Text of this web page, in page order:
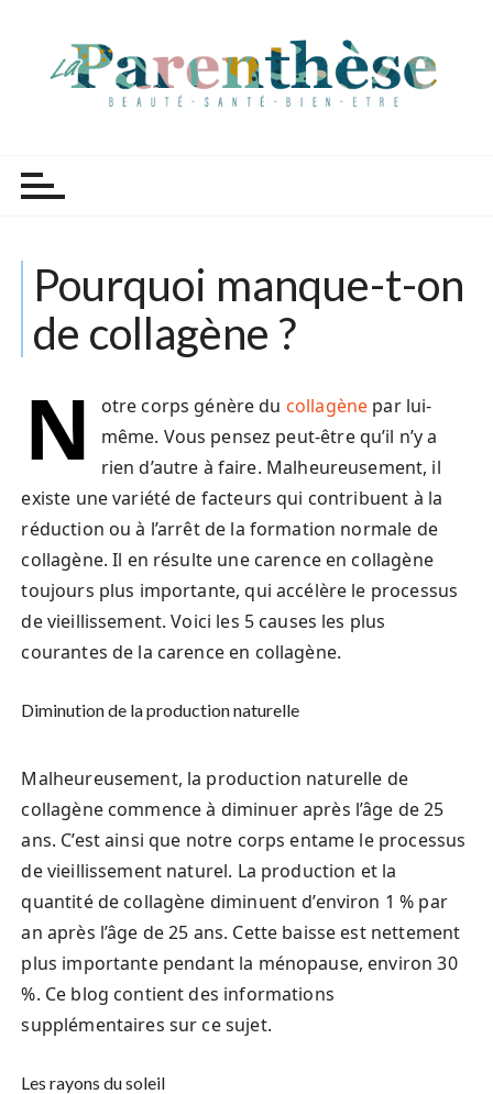
Pourquoi manque-t-on
de collagène ?
N otre corps génère du collagène par lui-
même. Vous pensez peut-être qu’il n’y a
rien d’autre à faire. Malheureusement, il
existe une variété de facteurs qui contribuent à la
réduction ou à l’arrêt de la formation normale de
collagène. Il en résulte une carence en collagène
toujours plus importante, qui accélère le processus
de vieillissement. Voici les 5 causes les plus
courantes de la carence en collagène.
Diminution de la production naturelle
Malheureusement, la production naturelle de
collagène commence à diminuer après l’âge de 25
ans. C’est ainsi que notre corps entame le processus
de vieillissement naturel. La production et la
quantité de collagène diminuent d’environ 1 % par
an après l’âge de 25 ans. Cette baisse est nettement
plus importante pendant la ménopause, environ 30
%. Ce blog contient des informations
supplémentaires sur ce sujet.
Les rayons du soleil